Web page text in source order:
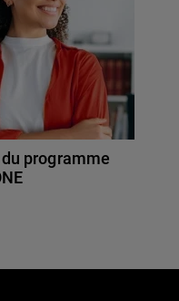
programme